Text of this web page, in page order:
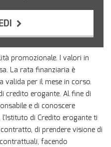
promozionale. I valori in
La rata finanziaria è
valida per il mese in corso.
credito erogante. Al fine di
e di conoscere
di Credito erogante ti
di prendere visione di
facendo